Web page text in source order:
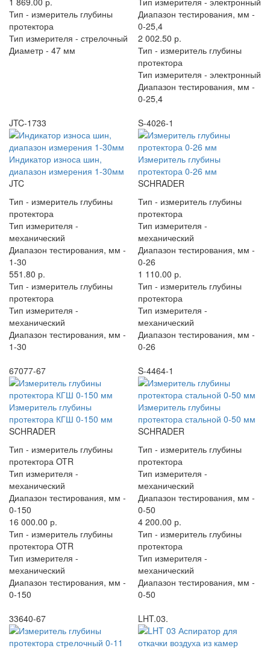
Тип - измеритель глубины
протектора
Тип измерителя - стрелочный
Диаметр - 47 мм
Диапазон тестирования, мм -
0-25,4
2 002.50 р.
Тип - измеритель глубины
протектора
Тип измерителя - электронный
Диапазон тестирования, мм -
0-25,4
JTC-1733
Индикатор износа шин,
диапазон измерения 1-30мм
JTC
Тип - измеритель глубины
протектора
Тип измерителя -
механический
Диапазон тестирования, мм -
1-30
551.80 р.
Тип - измеритель глубины
протектора
Тип измерителя -
механический
Диапазон тестирования, мм -
1-30
S-4026-1
Измеритель глубины
протектора 0-26 мм
SCHRADER
Тип - измеритель глубины
протектора
Тип измерителя -
механический
Диапазон тестирования, мм -
0-26
1 110.00 р.
Тип - измеритель глубины
протектора
Тип измерителя -
механический
Диапазон тестирования, мм -
0-26
67077-67
Измеритель глубины
протектора КГШ 0-150 мм
SCHRADER
Тип - измеритель глубины
протектора OTR
Тип измерителя -
механический
Диапазон тестирования, мм -
0-150
16 000.00 р.
Тип - измеритель глубины
протектора OTR
Тип измерителя -
механический
Диапазон тестирования, мм -
0-150
S-4464-1
Измеритель глубины
протектора стальной 0-50 мм
SCHRADER
Тип - измеритель глубины
протектора
Тип измерителя -
механический
Диапазон тестирования, мм -
0-50
4 200.00 р.
Тип - измеритель глубины
протектора
Тип измерителя -
механический
Диапазон тестирования, мм -
0-50
33640-67
LHT.03.